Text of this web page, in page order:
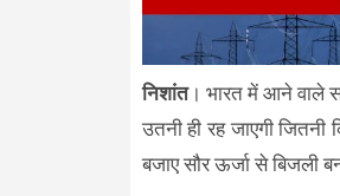
निशांत। भारत में आने वाले
उतनी ही रह जाएगी
बजाए सौर ऊर्जा से बिजली